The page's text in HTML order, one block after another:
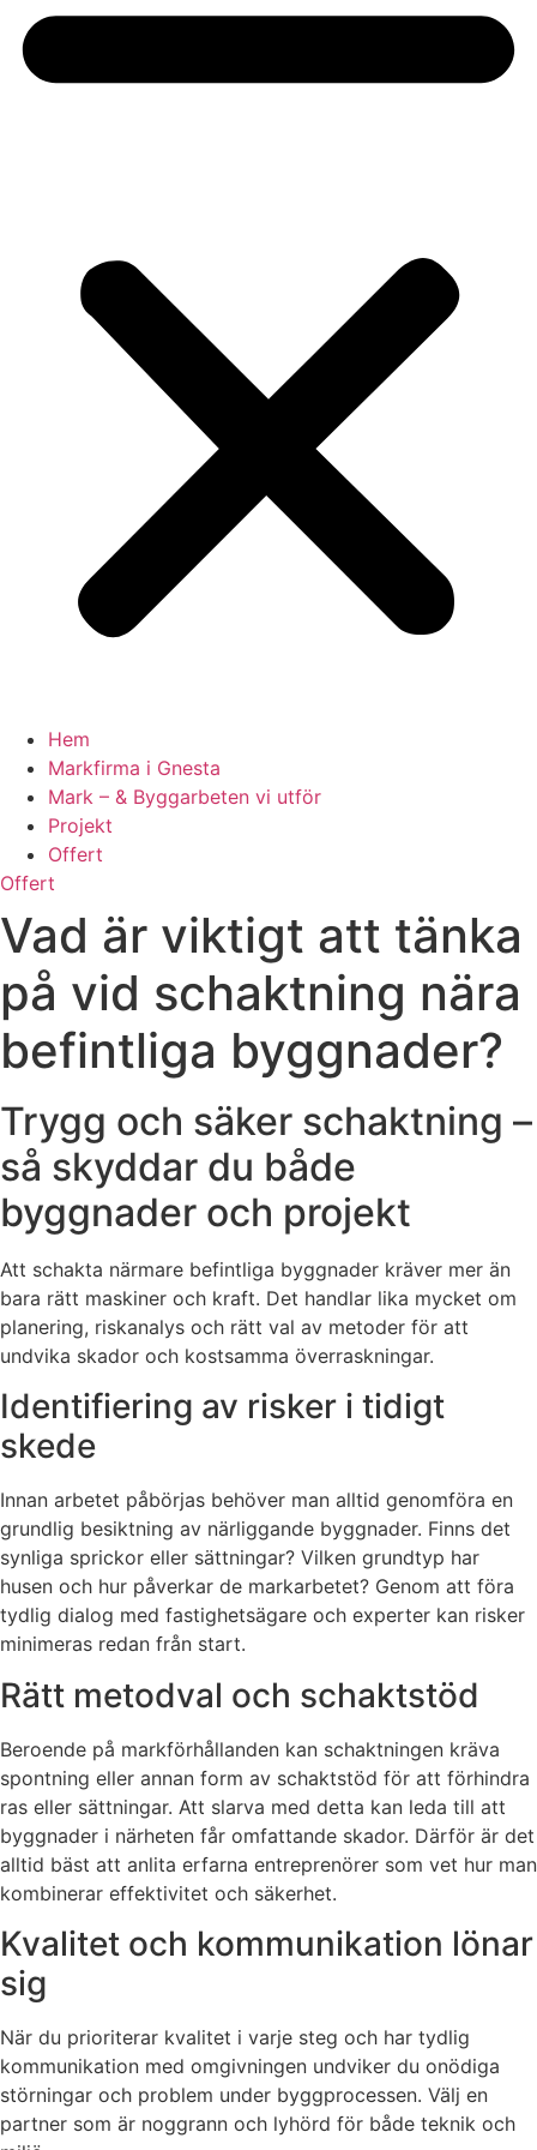
Hem
Markfirma i Gnesta
Mark – & Byggarbeten vi utför
Projekt
Offert
Offert
Vad är viktigt att tänka
på vid schaktning nära
befintliga byggnader?
Trygg och säker schaktning –
så skyddar du både
byggnader och projekt
Att schakta närmare befintliga byggnader kräver mer än
bara rätt maskiner och kraft. Det handlar lika mycket om
planering, riskanalys och rätt val av metoder för att
undvika skador och kostsamma överraskningar.
Identifiering av risker i tidigt
skede
Innan arbetet påbörjas behöver man alltid genomföra en
grundlig besiktning av närliggande byggnader. Finns det
synliga sprickor eller sättningar? Vilken grundtyp har
husen och hur påverkar de markarbetet? Genom att föra
tydlig dialog med fastighetsägare och experter kan risker
minimeras redan från start.
Rätt metodval och schaktstöd
Beroende på markförhållanden kan schaktningen kräva
spontning eller annan form av schaktstöd för att förhindra
ras eller sättningar. Att slarva med detta kan leda till att
byggnader i närheten får omfattande skador. Därför är det
alltid bäst att anlita erfarna entreprenörer som vet hur man
kombinerar effektivitet och säkerhet.
Kvalitet och kommunikation lönar
sig
När du prioriterar kvalitet i varje steg och har tydlig
kommunikation med omgivningen undviker du onödiga
störningar och problem under byggprocessen. Välj en
partner som är noggrann och lyhörd för både teknik och